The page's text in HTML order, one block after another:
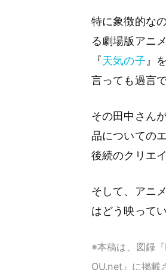
特に象徴的な
る劇場版アニ
『天気の子 』
言っても過言
その田中さん
品についての
後続のクリエ
そして、アニ
はどう映って
※本稿は、図録
OU.net』に掲載